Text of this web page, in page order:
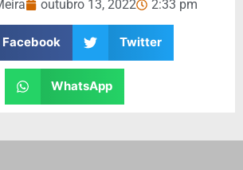
outubro 13, 2022 2:33 pm
Facebook Twitter
WhatsApp